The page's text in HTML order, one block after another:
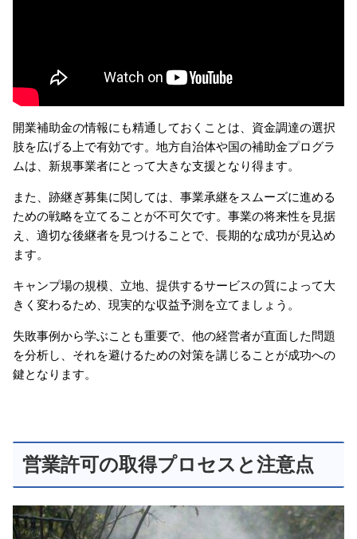
開業補助金の情報にも精通しておくことは、資金調達の選択
肢を広げる上で有効です。地方自治体や国の補助金プログラ
ムは、新規事業者にとって大きな支援となり得ます。
また、跡継ぎ募集に関しては、事業承継をスムーズに進める
ための戦略を立てることが不可欠です。事業の将来性を見据
え、適切な後継者を見つけることで、長期的な成功が見込め
ます。
キャンプ場の規模、立地、提供するサービスの質によって大
きく変わるため、現実的な収益予測を立てましょう。
失敗事例から学ぶことも重要で、他の経営者が直面した問題
を分析し、それを避けるための対策を講じることが成功への
鍵となります。
営業許可の取得プロセスと注意点